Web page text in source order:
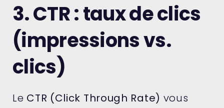
3. CTR : taux de clics
(impressions vs.
clics)
Le CTR (Click Through Rate) vous